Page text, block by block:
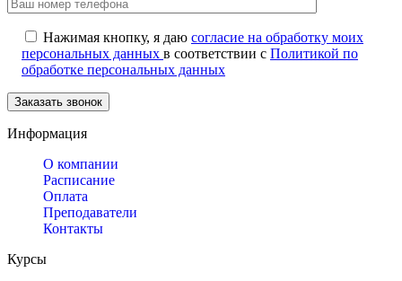
Нажимая кнопку, я даю согласие на обработку моих
персональных данных в соответствии с Политикой по
обработке персональных данных
Информация
О компании
Расписание
Оплата
Преподаватели
Контакты
Курсы